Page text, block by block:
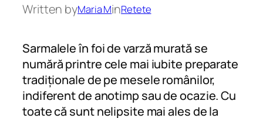
Written byMaria MinRetete
Sarmalele în foi de varză murată se
numără printre cele mai iubite preparate
tradiționale de pe mesele românilor,
indiferent de anotimp sau de ocazie. Cu
toate că sunt nelipsite mai ales de la